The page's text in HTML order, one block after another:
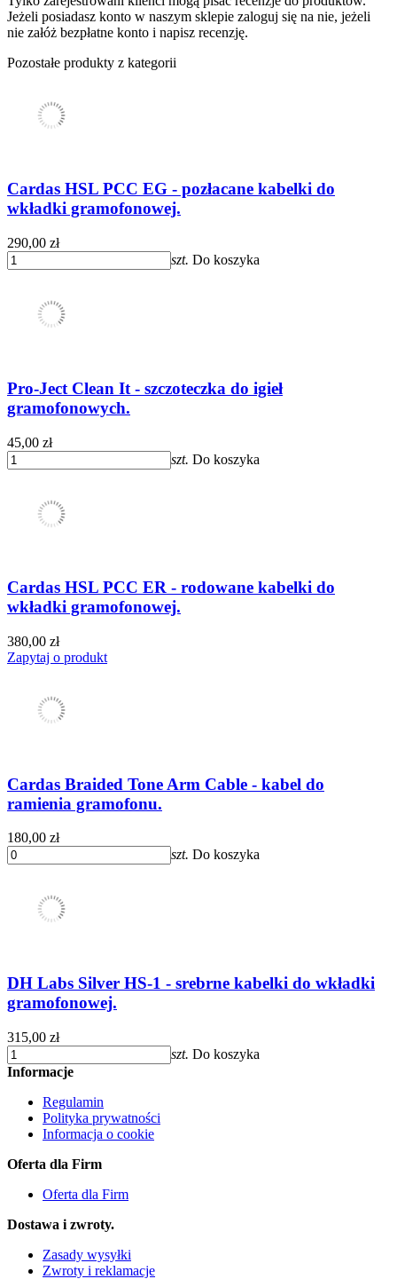
Jeżeli posiadasz konto w naszym sklepie zaloguj się na nie, jeżeli
nie załóż bezpłatne konto i napisz recenzję.
Pozostałe produkty z kategorii
Cardas HSL PCC EG - pozłacane kabelki do
wkładki gramofonowej.
290,00 zł
szt. Do koszyka
Pro-Ject Clean It - szczoteczka do igieł
gramofonowych.
45,00 zł
szt. Do koszyka
Cardas HSL PCC ER - rodowane kabelki do
wkładki gramofonowej.
380,00 zł
Zapytaj o produkt
Cardas Braided Tone Arm Cable - kabel do
ramienia gramofonu.
180,00 zł
szt. Do koszyka
DH Labs Silver HS-1 - srebrne kabelki do wkładki
gramofonowej.
315,00 zł
szt. Do koszyka
Informacje
Regulamin
Polityka prywatności
Informacja o cookie
Oferta dla Firm
Oferta dla Firm
Dostawa i zwroty.
Zasady wysyłki
Zwroty i reklamacje